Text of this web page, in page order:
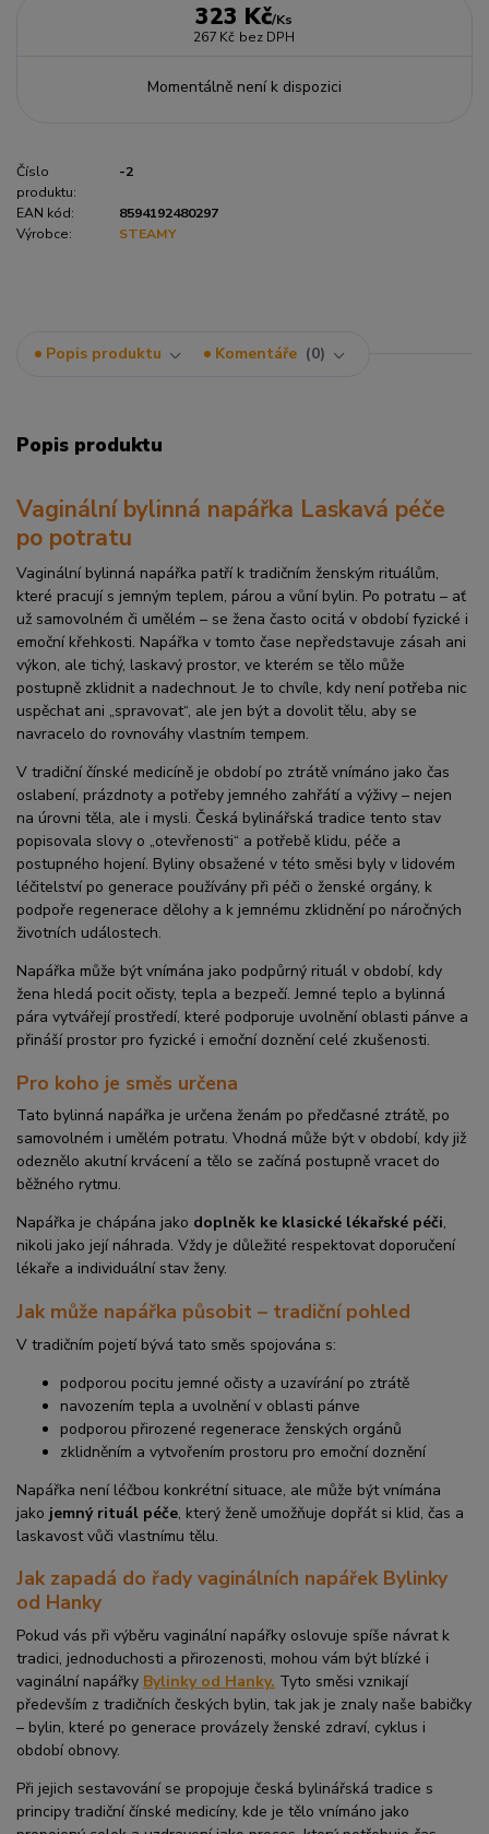
323 Kč/Ks
267 Kč bez DPH
Momentálně není k dispozici
Číslo
produktu:
-2
EAN kód:
8594192480297
Výrobce:
STEAMY
Popis produktu Komentáře 0
Popis produktu
Vaginální bylinná napářka Laskavá péče
po potratu
Vaginální bylinná napářka patří k tradičním ženským rituálům,
které pracují s jemným teplem, párou a vůní bylin. Po potratu – ať
už samovolném či umělém – se žena často ocitá v období fyzické i
emoční křehkosti. Napářka v tomto čase nepředstavuje zásah ani
výkon, ale tichý, laskavý prostor, ve kterém se tělo může
postupně zklidnit a nadechnout. Je to chvíle, kdy není potřeba nic
uspěchat ani „spravovat“, ale jen být a dovolit tělu, aby se
navracelo do rovnováhy vlastním tempem.
V tradiční čínské medicíně je období po ztrátě vnímáno jako čas
oslabení, prázdnoty a potřeby jemného zahřátí a výživy – nejen
na úrovni těla, ale i mysli. Česká bylinářská tradice tento stav
popisovala slovy o „otevřenosti“ a potřebě klidu, péče a
postupného hojení. Byliny obsažené v této směsi byly v lidovém
léčitelství po generace používány při péči o ženské orgány, k
podpoře regenerace dělohy a k jemnému zklidnění po náročných
životních událostech.
Napářka může být vnímána jako podpůrný rituál v období, kdy
žena hledá pocit očisty, tepla a bezpečí. Jemné teplo a bylinná
pára vytvářejí prostředí, které podporuje uvolnění oblasti pánve a
přináší prostor pro fyzické i emoční doznění celé zkušenosti.
Pro koho je směs určena
Tato bylinná napářka je určena ženám po předčasné ztrátě, po
samovolném i umělém potratu. Vhodná může být v období, kdy již
odeznělo akutní krvácení a tělo se začíná postupně vracet do
běžného rytmu.
Napářka je chápána jako doplněk ke klasické lékařské péči,
nikoli jako její náhrada. Vždy je důležité respektovat doporučení
lékaře a individuální stav ženy.
Jak může napářka působit – tradiční pohled
V tradičním pojetí bývá tato směs spojována s:
podporou pocitu jemné očisty a uzavírání po ztrátě
navozením tepla a uvolnění v oblasti pánve
podporou přirozené regenerace ženských orgánů
zklidněním a vytvořením prostoru pro emoční doznění
Napářka není léčbou konkrétní situace, ale může být vnímána
jako jemný rituál péče, který ženě umožňuje dopřát si klid, čas a
laskavost vůči vlastnímu tělu.
Jak zapadá do řady vaginálních napářek Bylinky
od Hanky
Pokud vás při výběru vaginální napářky oslovuje spíše návrat k
tradici, jednoduchosti a přirozenosti, mohou vám být blízké i
vaginální napářky Bylinky od Hanky. Tyto směsi vznikají
především z tradičních českých bylin, tak jak je znaly naše babičky
– bylin, které po generace provázely ženské zdraví, cyklus i
období obnovy.
Při jejich sestavování se propojuje česká bylinářská tradice s
principy tradiční čínské medicíny, kde je tělo vnímáno jako